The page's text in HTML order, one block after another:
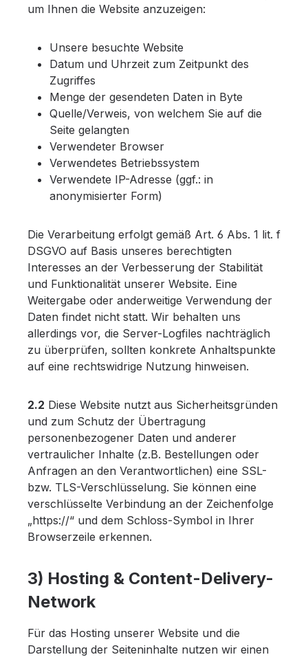
um Ihnen die Website anzuzeigen:
Unsere besuchte Website
Datum und Uhrzeit zum Zeitpunkt des
Zugriffes
Menge der gesendeten Daten in Byte
Quelle/Verweis, von welchem Sie auf die
Seite gelangten
Verwendeter Browser
Verwendetes Betriebssystem
Verwendete IP-Adresse (ggf.: in
anonymisierter Form)
Die Verarbeitung erfolgt gemäß Art. 6 Abs. 1 lit. f
DSGVO auf Basis unseres berechtigten
Interesses an der Verbesserung der Stabilität
und Funktionalität unserer Website. Eine
Weitergabe oder anderweitige Verwendung der
Daten findet nicht statt. Wir behalten uns
allerdings vor, die Server-Logfiles nachträglich
zu überprüfen, sollten konkrete Anhaltspunkte
auf eine rechtswidrige Nutzung hinweisen.
2.2 Diese Website nutzt aus Sicherheitsgründen
und zum Schutz der Übertragung
personenbezogener Daten und anderer
vertraulicher Inhalte (z.B. Bestellungen oder
Anfragen an den Verantwortlichen) eine SSL-
bzw. TLS-Verschlüsselung. Sie können eine
verschlüsselte Verbindung an der Zeichenfolge
„https://“ und dem Schloss-Symbol in Ihrer
Browserzeile erkennen.
3) Hosting & Content-Delivery-
Network
Für das Hosting unserer Website und die
Darstellung der Seiteninhalte nutzen wir einen